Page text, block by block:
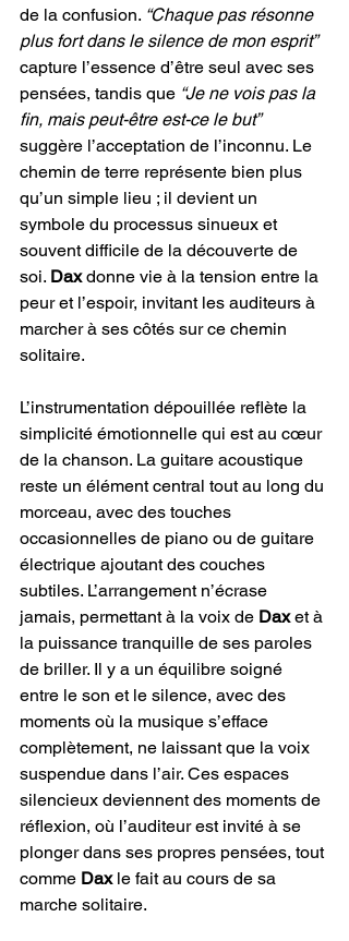
de la confusion. “Chaque pas résonne
plus fort dans le silence de mon esprit”
capture l’essence d’être seul avec ses
pensées, tandis que “Je ne vois pas la
fin, mais peut-être est-ce le but”
suggère l’acceptation de l’inconnu. Le
chemin de terre représente bien plus
qu’un simple lieu ; il devient un
symbole du processus sinueux et
souvent difficile de la découverte de
soi. Dax donne vie à la tension entre la
peur et l’espoir, invitant les auditeurs à
marcher à ses côtés sur ce chemin
solitaire.
L’instrumentation dépouillée reflète la
simplicité émotionnelle qui est au cœur
de la chanson. La guitare acoustique
reste un élément central tout au long du
morceau, avec des touches
occasionnelles de piano ou de guitare
électrique ajoutant des couches
subtiles. L’arrangement n’écrase
jamais, permettant à la voix de Dax et à
la puissance tranquille de ses paroles
de briller. Il y a un équilibre soigné
entre le son et le silence, avec des
moments où la musique s’efface
complètement, ne laissant que la voix
suspendue dans l’air. Ces espaces
silencieux deviennent des moments de
réflexion, où l’auditeur est invité à se
plonger dans ses propres pensées, tout
comme Dax le fait au cours de sa
marche solitaire.